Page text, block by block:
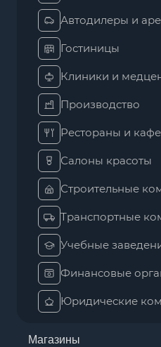
Автодилеры и
Гостиницы
Клиники и
Производство
Рестораны и кафе
Салоны красоты
Строительные
Транспортные
Учебные
Финансовые
Юридические
Магазины